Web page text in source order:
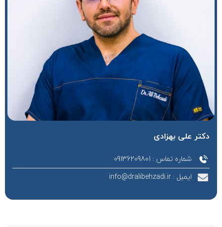
دکتر علی بهزادی
شماره تماس : 09136209801
ایمیل : info@dralibehzadi.ir